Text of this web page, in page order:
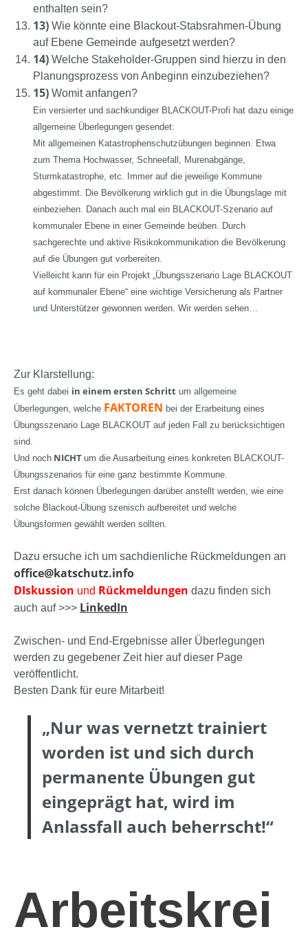
enthalten sein?
13) Wie könnte eine Blackout-Stabsrahmen-Übung
auf Ebene Gemeinde aufgesetzt werden?
14) Welche Stakeholder-Gruppen sind hierzu in den
Planungsprozess von Anbeginn einzubeziehen?
15) Womit anfangen?
Ein versierter und sachkundiger BLACKOUT-Profi hat dazu einige
allgemeine Überlegungen gesendet:
Mit allgemeinen Katastrophenschutzübungen beginnen. Etwa
zum Thema Hochwasser, Schneefall, Murenabgänge,
Sturmkatastrophe, etc. Immer auf die jeweilige Kommune
abgestimmt. Die Bevölkerung wirklich gut in die Übungslage mit
einbeziehen. Danach auch mal ein BLACKOUT-Szenario auf
kommunaler Ebene in einer Gemeinde beüben. Durch
sachgerechte und aktive Risikokommunikation die Bevölkerung
auf die Übungen gut vorbereiten.
Vielleicht kann für ein Projekt „Übungsszenario Lage BLACKOUT
auf kommunaler Ebene“ eine wichtige Versicherung als Partner
und Unterstützer gewonnen werden. Wir werden sehen…
Zur Klarstellung:
Es geht dabei in einem ersten Schritt um allgemeine
Überlegungen, welche FAKTOREN bei der Erarbeitung eines
Übungsszenario Lage BLACKOUT auf jeden Fall zu berücksichtigen
sind.
Und noch NICHT um die Ausarbeitung eines konkreten BLACKOUT-
Übungsszenarios für eine ganz bestimmte Kommune.
Erst danach können Überlegungen darüber anstellt werden, wie eine
solche Blackout-Übung szenisch aufbereitet und welche
Übungsformen gewählt werden sollten.
Dazu ersuche ich um sachdienliche Rückmeldungen an
office@katschutz.info
DIskussion und Rückmeldungen dazu finden sich
auch auf >>> LinkedIn
Zwischen- und End-Ergebnisse aller Überlegungen
werden zu gegebener Zeit hier auf dieser Page
veröffentlicht.
Besten Dank für eure Mitarbeit!
„Nur was vernetzt trainiert
worden ist und sich durch
permanente Übungen gut
eingeprägt hat, wird im
Anlassfall auch beherrscht!“
Arbeitskrei